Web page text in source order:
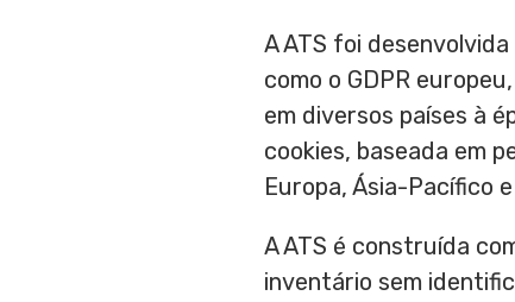
A ATS foi
como o GDPR
em diversos países à
cookies, baseada em
Europa, Ásia-Pacífico
A ATS é construída
inventário sem